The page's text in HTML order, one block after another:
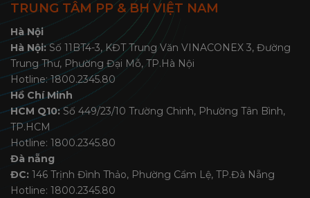
TRUNG TÂM PP & BH VIỆT NAM
Hà Nội
Hà Nội:Số 11BT4-3, KĐT Trung Văn VINACONEX 3, Đường
Trung Thư, Phường Đại Mỗ, TP.Hà Nội
Hotline: 1800.2345.80
Hồ Chí Minh
HCM Q10:Số 449/23/10 Trường Chinh, Phường Tân Bình,
TP.HCM
Hotline: 1800.2345.80
Đà nẵng
ĐC: 146 Trịnh Đình Thảo, Phường Cẩm Lệ, TP.Đà Nẵng
Hotline: 1800.2345.80